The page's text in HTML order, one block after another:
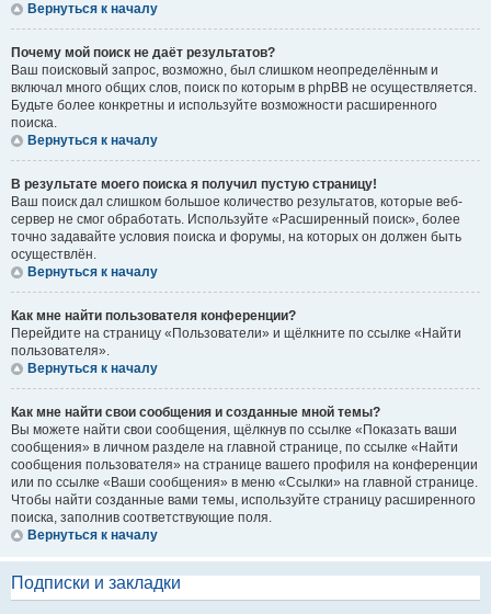
Вернуться к началу
Почему мой поиск не даёт результатов?
Ваш поисковый запрос, возможно, был слишком неопределённым и
включал много общих слов, поиск по которым в phpBB не осуществляется.
Будьте более конкретны и используйте возможности расширенного
поиска.
Вернуться к началу
В результате моего поиска я получил пустую страницу!
Ваш поиск дал слишком большое количество результатов, которые веб-
сервер не смог обработать. Используйте «Расширенный поиск», более
точно задавайте условия поиска и форумы, на которых он должен быть
осуществлён.
Вернуться к началу
Как мне найти пользователя конференции?
Перейдите на страницу «Пользователи» и щёлкните по ссылке «Найти
пользователя».
Вернуться к началу
Как мне найти свои сообщения и созданные мной темы?
Вы можете найти свои сообщения, щёлкнув по ссылке «Показать ваши
сообщения» в личном разделе на главной странице, по ссылке «Найти
сообщения пользователя» на странице вашего профиля на конференции
или по ссылке «Ваши сообщения» в меню «Ссылки» на главной странице.
Чтобы найти созданные вами темы, используйте страницу расширенного
поиска, заполнив соответствующие поля.
Вернуться к началу
Подписки и закладки